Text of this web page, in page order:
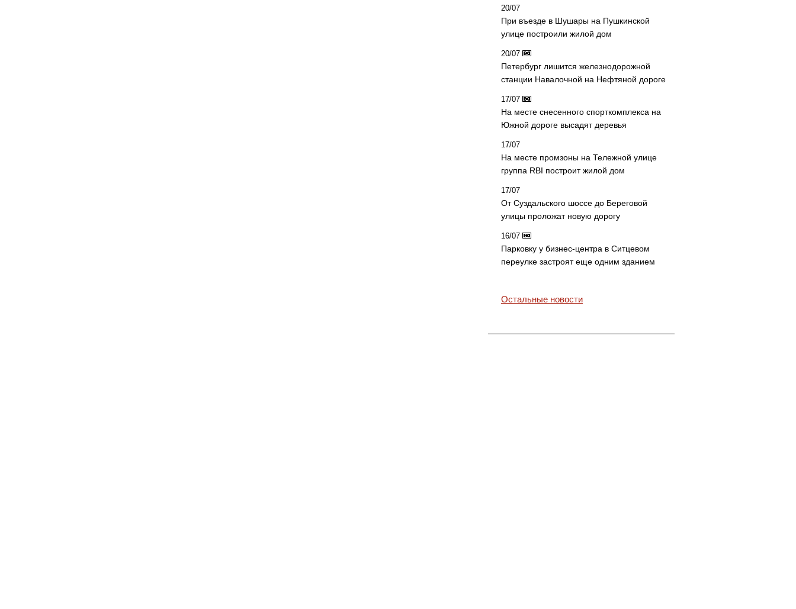
20/07
При въезде в Шушары на Пушкинской
улице построили жилой дом
20/07
Петербург лишится железнодорожной
станции Навалочной на Нефтяной дороге
17/07
На месте снесенного спорткомплекса на
Южной дороге высадят деревья
17/07
На месте промзоны на Тележной улице
группа RBI построит жилой дом
17/07
От Суздальского шоссе до Береговой
улицы проложат новую дорогу
16/07
Парковку у бизнес-центра в Ситцевом
переулке застроят еще одним зданием
Остальные новости